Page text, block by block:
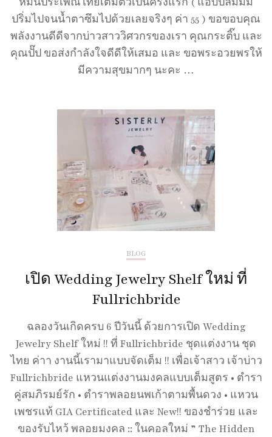
ปริ่มไปจนน้ำตาซึมไปด้วยเลยจริงๆ ค่า 55 ) ขอขอบคุณ
พลังงานดีดีจากบ่าวสาววิศวกรของเรา คุณกระติ๊บ และ
คุณปั๊ป ขอส่งกำลังใจดีดีให้เสมอ และ ขอพระอวยพรให้
มีความสุขมากๆ นะคะ …
BLOG
เปิด Wedding Jewelry Shelf ใหม่ ที่
Fullrichbride
ฉลองวันเกิดครบ 6 ปีวันนี้ ด้วยการเปิด Wedding
Jewelry Shelf ใหม่ !! ที่ Fullrichbride ชุดแต่งงาน ชุด
ไทย ค่าา งานนี้เรามาแบบจัดเต็ม !! เพื่อเจ้าสาว เจ้าบ่าว
Fullrichbride แหวนแต่งงานมงคลแบบเต็มสูตร • ตำรา
คู่สมภิรมย์รัก • ตำราพลอยนพเก้าตามพื้นดวง • แหวน
เพชรแท้ GIA Certificated และ New!! ของชำร่วย และ
ของรับไหว้ พลอยมงคล :: ในคอลใหม่ ” The Hidden